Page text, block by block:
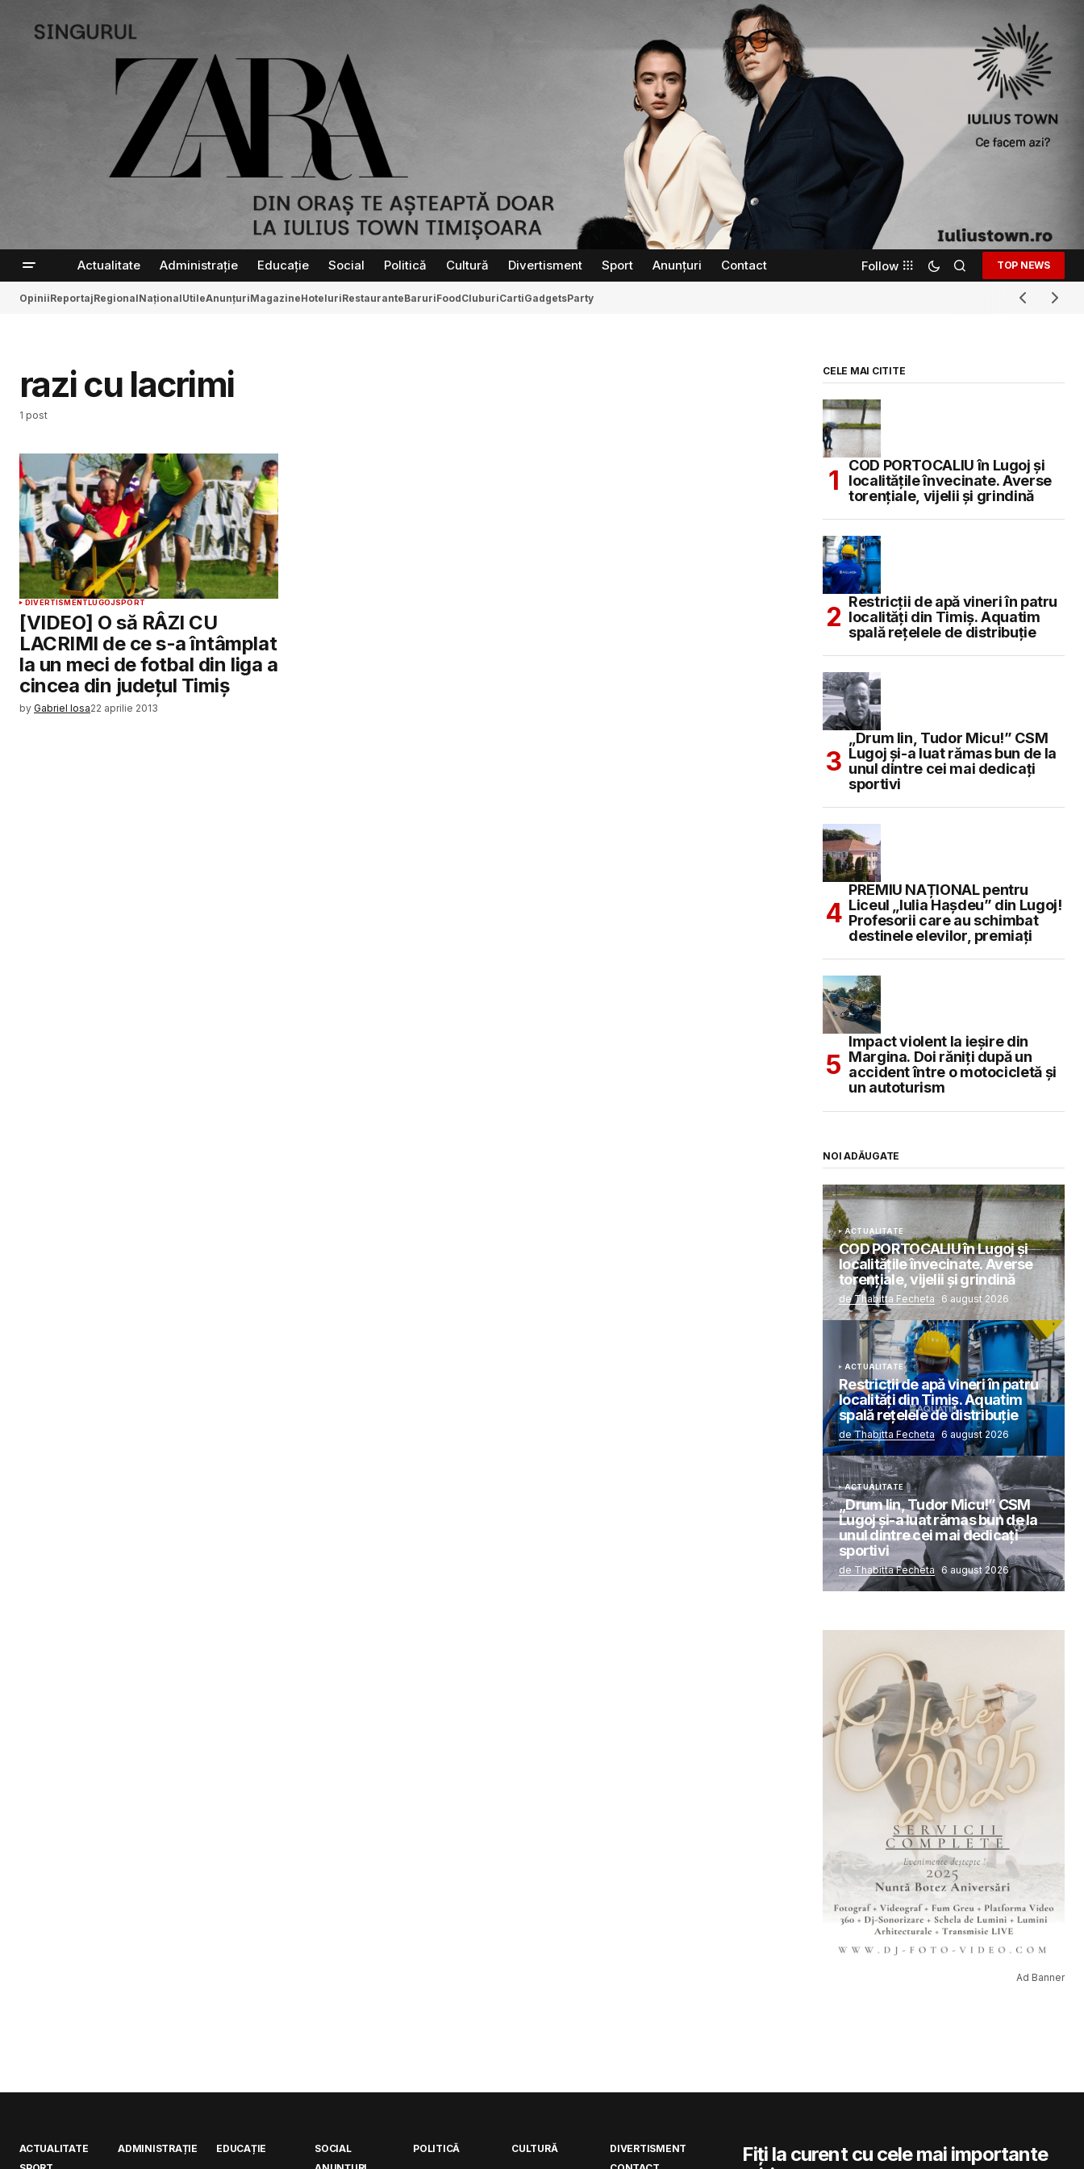
Actualitate Administrație Educație Social Politică Cultură Divertisment Sport Anunțuri Contact Follow TOP NEWS
OpiniiReportajRegionalNaționalUtileAnunțuriMagazineHoteluriRestauranteBaruriFoodCluburiCartiGadgetsParty
razi cu lacrimi
1 post
DIVERTISMENTLUGOJSPORT
[VIDEO] O să RÂZI CU
LACRIMI de ce s-a întâmplat
la un meci de fotbal din liga a
cincea din județul Timiș
by Gabriel Iosa22 aprilie 2013
CELE MAI CITITE
COD PORTOCALIU în Lugoj și
localitățile învecinate. Averse
torențiale, vijelii și grindină
Restricții de apă vineri în patru
localități din Timiș. Aquatim
spală rețelele de distribuție
„Drum lin, Tudor Micu!” CSM
Lugoj și-a luat rămas bun de la
unul dintre cei mai dedicați
sportivi
PREMIU NAȚIONAL pentru
Liceul „Iulia Hașdeu” din Lugoj!
Profesorii care au schimbat
destinele elevilor, premiați
Impact violent la ieșire din
Margina. Doi răniți după un
accident între o motocicletă și
un autoturism
NOI ADĂUGATE
ACTUALITATE
COD PORTOCALIU în Lugoj și
localitățile învecinate. Averse
torențiale, vijelii și grindină
de Thabitta Fecheta 6 august 2026
ACTUALITATE
Restricții de apă vineri în patru
localități din Timiș. Aquatim
spală rețelele de distribuție
de Thabitta Fecheta 6 august 2026
ACTUALITATE
„Drum lin, Tudor Micu!” CSM
Lugoj și-a luat rămas bun de la
unul dintre cei mai dedicați
sportivi
de Thabitta Fecheta 6 august 2026
Ad Banner
ACTUALITATE ADMINISTRAȚIE EDUCAȚIE SOCIAL POLITICĂ CULTURĂ
DIVERTISMENT
Fiți la curent cu cele mai importante